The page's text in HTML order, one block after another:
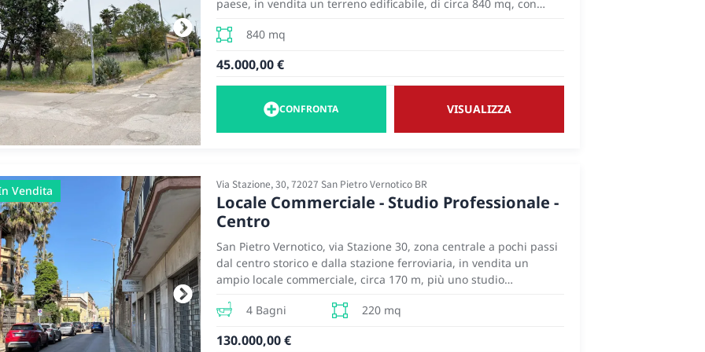
paese, in vendita un terreno edificabile, di circa 840 mq, con
ottimale per edificare una villetta circondata da giardino.
840 mq
45.000,00 €
CONFRONTA VISUALIZZA
Vendita Via Stazione, 30, 72027 San Pietro Vernotico BR
Locale Commerciale - Studio Professionale -
Centro
San Pietro Vernotico, via Stazione 30, zona centrale a pochi passi
dal centro storico e dalla stazione ferroviaria, in vendita un
ampio locale commerciale, circa 170 m, più uno studio
commerciale è costituito da un unico ambiente e dotato di due
un ingresso su sala d’attesa, due mapi vani e due bagni.
4 Bagni 220 mq
130.000,00 €